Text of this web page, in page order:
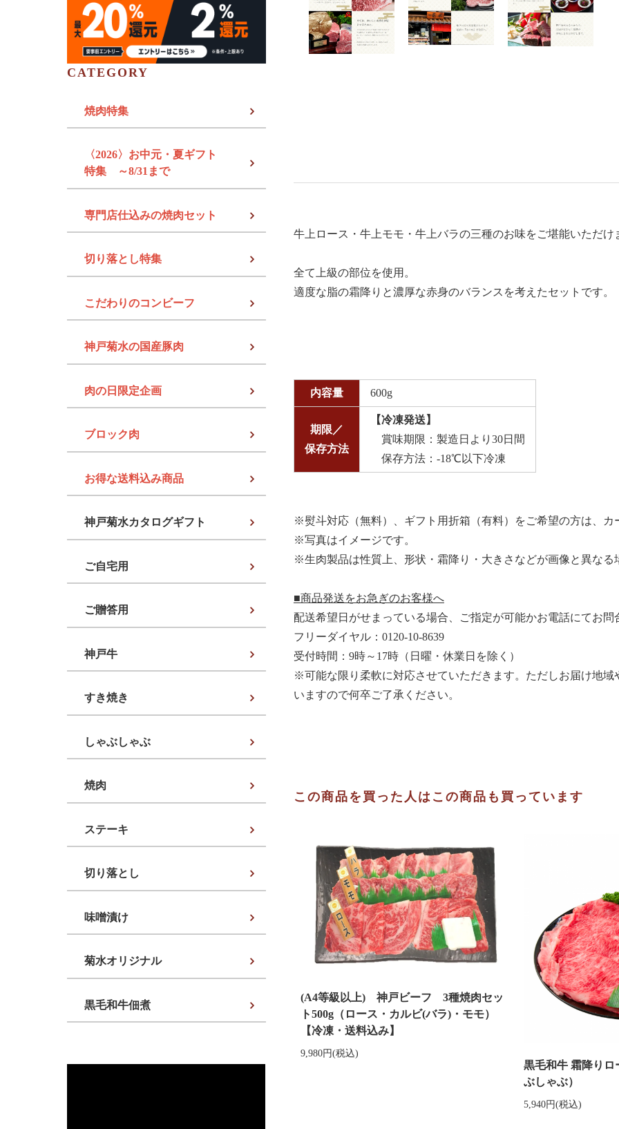
CATEGORY
焼肉特集
〈2026〉お中元・夏ギフト
特集 ～8/31まで
専門店仕込みの焼肉セット
切り落とし特集
こだわりのコンビーフ
神戸菊水の国産豚肉
肉の日限定企画
ブロック肉
お得な送料込み商品
神戸菊水カタログギフト
ご自宅用
ご贈答用
神戸牛
すき焼き
しゃぶしゃぶ
焼肉
ステーキ
切り落とし
味噌漬け
菊水オリジナル
黒毛和牛佃煮
牛上ロース・牛上モモ・牛上バラの三種のお味をご堪能いただけ
全て上級の部位を使用。
適度な脂の霜降りと濃厚な赤身のバランスを考えたセットです。
内容量 600g
期限／
保存方法
【冷凍発送】
賞味期限：製造日より30日間
保存方法：-18℃以下冷凍
※熨斗対応（無料）、ギフト用折箱（有料）をご希望の方は、
※写真はイメージです。
※生肉製品は性質上、形状・霜降り・大きさなどが画像と異な
■商品発送をお急ぎのお客様へ
配送希望日がせまっている場合、ご指定が可能かお電話にてお問
フリーダイヤル：0120-10-8639
受付時間：9時～17時（日曜・休業日を除く）
※可能な限り柔軟に対応させていただきます。ただしお届け地
いますので何卒ご了承ください。
この商品を買った人はこの商品も買っています
(A4等級以上) 神戸ビーフ 3種焼肉セッ
ト500g（ロース・カルビ(バラ)・モモ）
【冷凍・送料込み】
9,980円(税込)
黒毛和牛 霜降りロ
ぶしゃぶ）
5,940円(税込)